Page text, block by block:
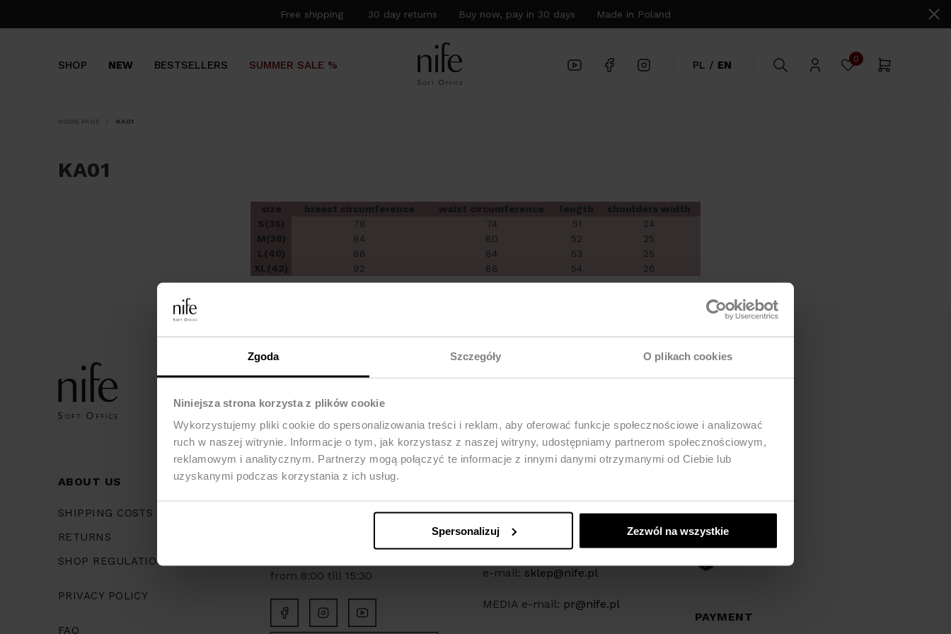
Zgoda Szczegóły O plikach cookies
Niniejsza strona korzysta z plików cookie
Wykorzystujemy pliki cookie do spersonalizowania treści i reklam, aby oferować funkcje społecznościowe i analizować
ruch w naszej witrynie. Informacje o tym, jak korzystasz z naszej witryny, udostępniamy partnerom społecznościowym,
reklamowym i analitycznym. Partnerzy mogą połączyć te informacje z innymi danymi otrzymanymi od Ciebie lub
uzyskanymi podczas korzystania z ich usług.
Spersonalizuj Zezwól na wszystkie
Free shipping 30 day returns Buy now, pay in 30 days Made in Poland
SHOP NEW BESTSELLERS SUMMER SALE % PL / EN 0
HOME PAGE KA01
KA01
size breast circumference waist circumference length
shoulders width
S(36)
78 74 51
24
M(38)
84 80 52
25
L(40)
88 84 53
25
XL(42)
92 88 54 26
ABOUT US
SHIPPING COSTS
RETURNS
SHOP REGULATIONS
PRIVACY POLICY
FAQ
ADDRESSES
from 8:00 till 15:30
tel. +48 535 123 772
tel. +48 34 321 30 55
e-mail: sklep@nife.pl
MEDIA e-mail: pr@nife.pl
PAYMENT